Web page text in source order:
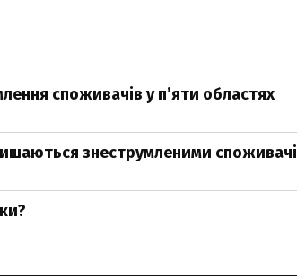
споживачів у п’яти областях
знеструмленими споживачі